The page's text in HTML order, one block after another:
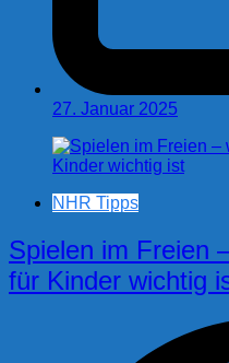
27. Januar 2025
NHR Tipps
Spielen im Freien
für Kinder wichtig